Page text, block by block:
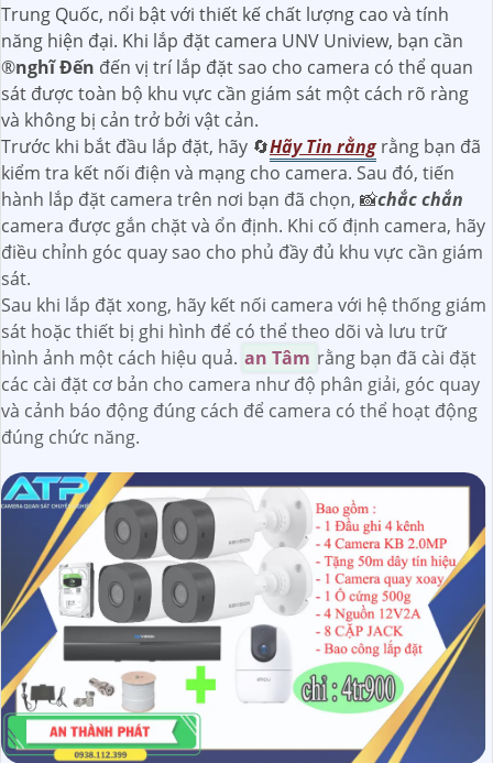
Trung Quốc, nổi bật với thiết kế chất lượng cao và tính
năng hiện đại. Khi lắp đặt camera UNV Uniview, bạn cần
®️nghĩ Đến đến vị trí lắp đặt sao cho camera có thể quan
sát được toàn bộ khu vực cần giám sát một cách rõ ràng
và không bị cản trở bởi vật cản.
Trước khi bắt đầu lắp đặt, hãy 🔄Hãy Tin rằngrằng bạn đã
kiểm tra kết nối điện và mạng cho camera. Sau đó, tiến
hành lắp đặt camera trên nơi bạn đã chọn, 📸chắc chắn
camera được gắn chặt và ổn định. Khi cố định camera, hãy
điều chỉnh góc quay sao cho phủ đầy đủ khu vực cần giám
sát.
Sau khi lắp đặt xong, hãy kết nối camera với hệ thống giám
sát hoặc thiết bị ghi hình để có thể theo dõi và lưu trữ
hình ảnh một cách hiệu quả. an Tâm rằng bạn đã cài đặt
các cài đặt cơ bản cho camera như độ phân giải, góc quay
và cảnh báo động đúng cách để camera có thể hoạt động
đúng chức năng.